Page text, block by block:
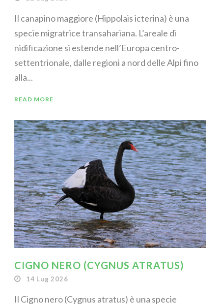
Il canapino maggiore (Hippolais icterina) è una
specie migratrice transahariana. L’areale di
nidificazione si estende nell’Europa centro-
settentrionale, dalle regioni a nord delle Alpi fino
alla...
READ MORE
CIGNO NERO (CYGNUS ATRATUS)
14 Lug 2026
Il Cigno nero (Cygnus atratus) è una specie